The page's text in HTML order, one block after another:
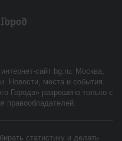
сайт bg.ru. Москва,
Новости, места и события.
Города» разрешено только с
правообладателей.
статистику и делать